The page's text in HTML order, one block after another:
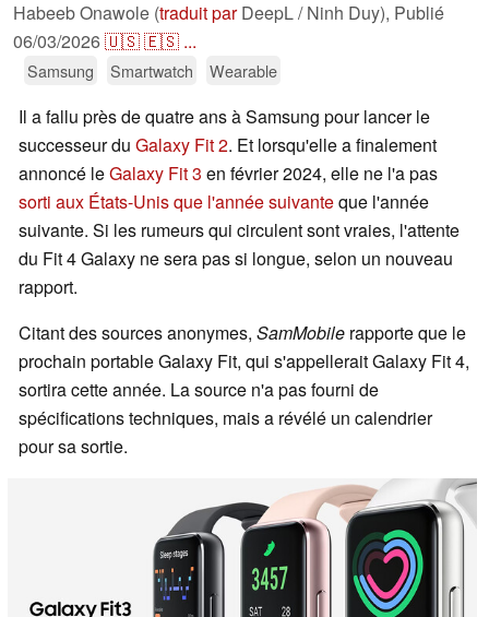
Habeeb Onawole (traduit parDeepL / Ninh Duy), Publié
06/03/2026🇺🇸🇪🇸 ...
Samsung Smartwatch Wearable
Il a fallu près de quatre ans à Samsung pour lancer le
successeur du Galaxy Fit 2. Et lorsqu'elle a finalement
annoncé leGalaxy Fit 3 en février 2024, elle ne l'a pas
sorti aux États-Unis que l'année suivanteque l'année
suivante. Si les rumeurs qui circulent sont vraies, l'attente
du Fit 4 Galaxy ne sera pas si longue, selon un nouveau
rapport.
Citant des sources anonymes, SamMobile rapporte que le
prochain portable Galaxy Fit, qui s'appellerait Galaxy Fit 4,
sortira cette année. La source n'a pas fourni de
spécifications techniques, mais a révélé un calendrier
pour sa sortie.